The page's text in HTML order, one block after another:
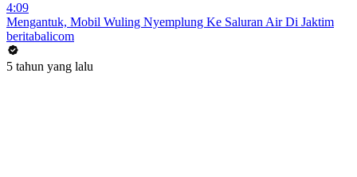
4:09
Mengantuk, Mobil Wuling Nyemplung Ke Saluran Air Di Jaktim
beritabalicom
5 tahun yang lalu